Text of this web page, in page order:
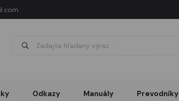
Odkazy Manuály Prevodníky